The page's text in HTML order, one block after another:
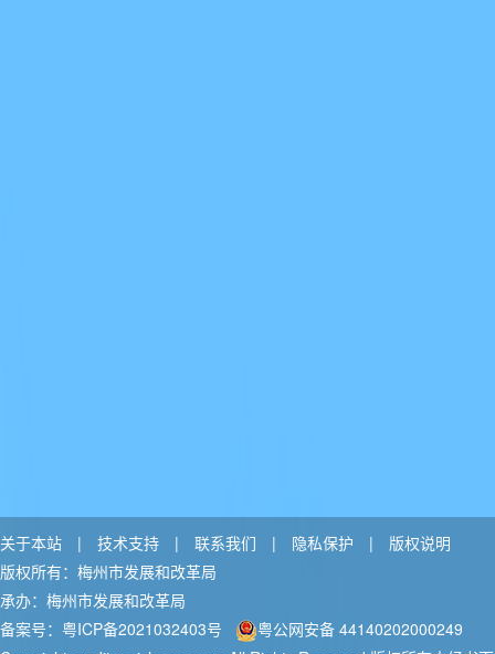
关于本站 | 技术支持 | 联系我们 | 隐私保护 |
版权说明
版权所有：梅州市发展和改革局
承办：梅州市发展和改革局
备案号：粤ICP备2021032403号
粤公网安备 44140202000249